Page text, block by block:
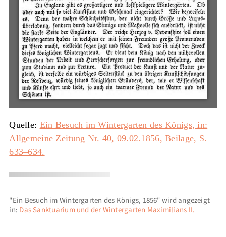
Quelle: Ein Besuch im Wintergarten des Königs, in:
Allgemeine Zeitung Nr. 40, 09.02.1856, Beilage, S.
633–634.
"Ein Besuch im Wintergarten des Königs, 1856" wird angezeigt
in: Das Sanktuarium und der Wintergarten Maximilians II.